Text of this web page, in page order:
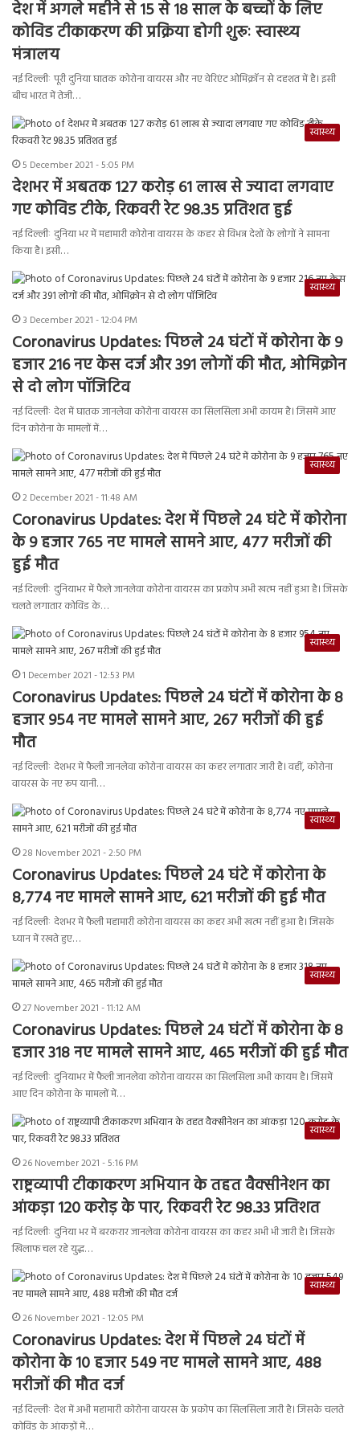
देश में अगले महीने से 15 से 18 साल के बच्चों के लिए
कोविड टीकाकरण की प्रक्रिया होगी शुरूः स्‍वास्‍थ्‍य
मंत्रालय
नई दिल्लीः पूरी दुनिया घातक कोरोना वायरस और नए वेरिएंट ओमिक्रॉन से दहशत में है। इसी
बीच भारत में तेजी…
स्वास्थ्य
5 December 2021 - 5:05 PM
देशभर में अबतक 127 करोड़ 61 लाख से ज्यादा लगवाए
गए कोविड टीके, रिकवरी रेट 98.35 प्रतिशत हुई
नई दिल्लीः दुनिया भर में महामारी कोरोना वायरस के कहर से विभन्न देशों के लोगों ने सामना
किया है। इसी…
स्वास्थ्य
3 December 2021 - 12:04 PM
Coronavirus Updates: पिछले 24 घंटों में कोरोना के 9
हजार 216 नए केस दर्ज और 391 लोगों की मौत, ओमिक्रोन
से दो लोग पॉजिटिव
नई दिल्लीः देश में घातक जानलेवा कोरोना वायरस का सिलसिला अभी कायम है। जिसमें आए
दिन कोरोना के मामलों में…
स्वास्थ्य
2 December 2021 - 11:48 AM
Coronavirus Updates: देश में पिछले 24 घंटे में कोरोना
के 9 हजार 765 नए मामले सामने आए, 477 मरीजों की
हुई मौत
नई दिल्लीः दुनियाभर में फैले जानलेवा कोरोना वायरस का प्रकोप अभी खत्म नहीं हुआ है। जिसके
चलते लगातार कोविड के…
स्वास्थ्य
1 December 2021 - 12:53 PM
Coronavirus Updates: पिछले 24 घंटों में कोरोना के 8
हजार 954 नए मामले सामने आए, 267 मरीजों की हुई
मौत
नई दिल्लीः देशभर में फैली जानलेवा कोरोना वायरस का कहर लगातार जारी है। वहीं, कोरोना
वायरस के नए रूप यानी…
स्वास्थ्य
28 November 2021 - 2:50 PM
Coronavirus Updates: पिछले 24 घंटे में कोरोना के
8,774 नए मामले सामने आए, 621 मरीजों की हुई मौत
नई दिल्लीः देशभर में फैली महामारी कोरोना वायरस का कहर अभी खत्म नहीं हुआ है। जिसके
ध्यान में रखते हुए…
स्वास्थ्य
27 November 2021 - 11:12 AM
Coronavirus Updates: पिछले 24 घंटों में कोरोना के 8
हजार 318 नए मामले सामने आए, 465 मरीजों की हुई मौत
नई दिल्लीः दुनियाभर में फैली जानलेवा कोरोना वायरस का सिलसिला अभी कायम है। जिसमें
आए दिन कोरोना के मामलों में…
स्वास्थ्य
26 November 2021 - 5:16 PM
राष्ट्रव्यापी टीकाकरण अभियान के तहत वैक्सीनेशन का
आंकड़ा 120 करोड़ के पार, रिकवरी रेट 98.33 प्रतिशत
नई दिल्लीः दुनिया भर में बरकरार जानलेवा कोरोना वायरस का कहर अभी भी जारी है। जिसके
खिलाफ चल रहे युद्ध…
स्वास्थ्य
26 November 2021 - 12:05 PM
Coronavirus Updates: देश में पिछले 24 घंटों में
कोरोना के 10 हजार 549 नए मामले सामने आए, 488
मरीजों की मौत दर्ज
नई दिल्लीः देश में अभी महामारी कोरोना वायरस के प्रकोप का सिलसिला जारी है। जिसके चलते
कोविड के आंकड़ों में…